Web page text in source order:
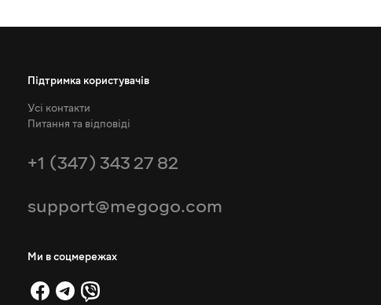
Підтримка користувачів
Усі контакти
Питання та відповіді
+1 (347) 343 27 82
support@megogo.com
Ми в соцмережах